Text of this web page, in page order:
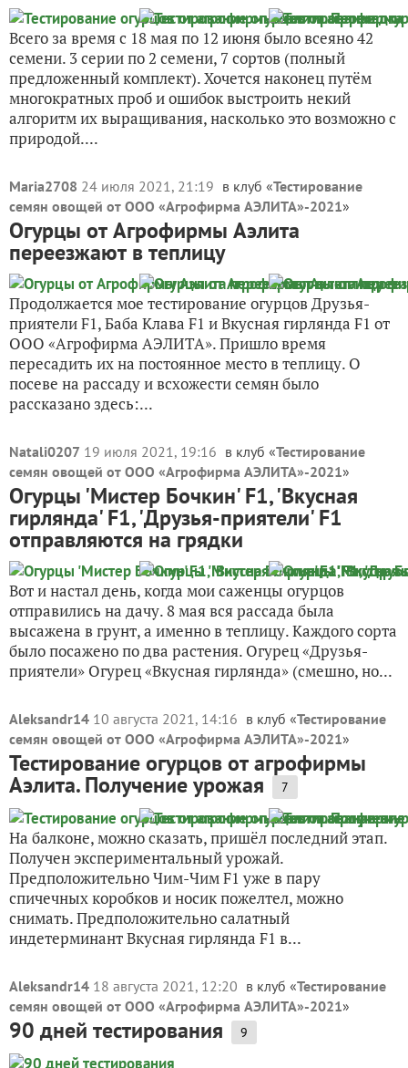
Всего за время с 18 мая по 12 июня было всеяно 42
семени. 3 серии по 2 семени, 7 сортов (полный
предложенный комплект). Хочется наконец путём
многократных проб и ошибок выстроить некий
алгоритм их выращивания, насколько это возможно с
природой....
Maria2708 24 июля 2021, 21:19 в клуб «Тестирование
семян овощей от ООО «Агрофирма АЭЛИТА»-2021»
Огурцы от Агрофирмы Аэлита
переезжают в теплицу
Продолжается мое тестирование огурцов Друзья-
приятели F1, Баба Клава F1 и Вкусная гирлянда F1 от
ООО «Агрофирма АЭЛИТА». Пришло время
пересадить их на постоянное место в теплицу. О
посеве на рассаду и всхожести семян было
рассказано здесь:...
Natali0207 19 июля 2021, 19:16 в клуб «Тестирование
семян овощей от ООО «Агрофирма АЭЛИТА»-2021»
Огурцы 'Мистер Бочкин' F1, 'Вкусная
гирлянда' F1, 'Друзья-приятели' F1
отправляются на грядки
Вот и настал день, когда мои саженцы огурцов
отправились на дачу. 8 мая вся рассада была
высажена в грунт, а именно в теплицу. Каждого сорта
было посажено по два растения. Огурец «Друзья-
приятели» Огурец «Вкусная гирлянда» (смешно, но...
Aleksandr14 10 августа 2021, 14:16 в клуб «Тестирование
семян овощей от ООО «Агрофирма АЭЛИТА»-2021»
Тестирование огурцов от агрофирмы
Аэлита. Получение урожая 7
На балконе, можно сказать, пришёл последний этап.
Получен экспериментальный урожай.
Предположительно Чим-Чим F1 уже в пару
спичечных коробков и носик пожелтел, можно
снимать. Предположительно салатный
индетерминант Вкуcная гирлянда F1 в...
Aleksandr14 18 августа 2021, 12:20 в клуб «Тестирование
семян овощей от ООО «Агрофирма АЭЛИТА»-2021»
90 дней тестирования 9